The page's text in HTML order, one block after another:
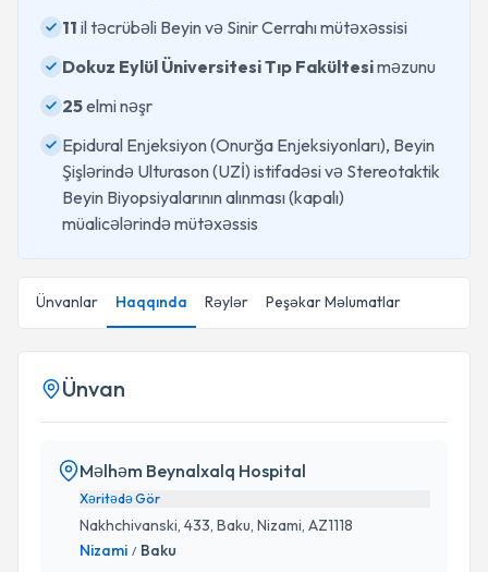
11 il təcrübəli Beyin və Sinir Cerrahı mütəxəssisi
Dokuz Eylül Üniversitesi Tıp Fakültesiməzunu
25elmi nəşr
Epidural Enjeksiyon (Onurğa Enjeksiyonları), ⁠Beyin
Şişlərində Ulturason (UZİ) istifadəsi və ⁠Stereotaktik
Beyin Biyopsiyalarının alınması (kapalı)
müalicələrində mütəxəssis
Ünvanlar Haqqında Rəylər Peşəkar Məlumatlar
Ünvan
Məlhəm Beynalxalq Hospital
Xəritədə Gör
Nakhchivanski, 433, Baku, Nizami, AZ1118
Nizami / Baku